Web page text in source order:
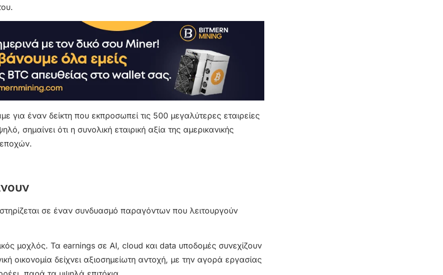
για έναν δείκτη που εκπροσωπεί τις 500 μεγαλύτερες εταιρείες
σημαίνει ότι η συνολική εταιρική αξία της αμερικανικής
σε έναν συνδυασμό παραγόντων που λειτουργούν
μοχλός. Τα earnings σε AI, cloud και data υποδομές συνεχίζουν
οικονομία δείχνει αξιοσημείωτη αντοχή, με την αγορά εργασίας